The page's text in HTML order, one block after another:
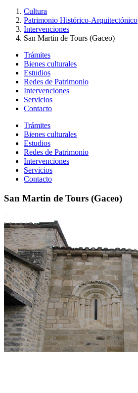
Cultura
Patrimonio Histórico-Arquitectónico
Intervenciones
San Martin de Tours (Gaceo)
Trámites
Bienes culturales
Estudios
Redes de Patrimonio
Intervenciones
Servicios
Contacto
Trámites
Bienes culturales
Estudios
Redes de Patrimonio
Intervenciones
Servicios
Contacto
San Martin de Tours (Gaceo)